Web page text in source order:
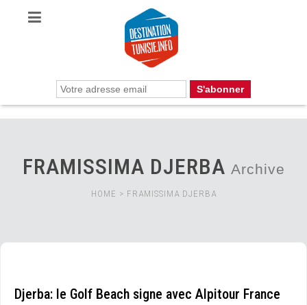
FRAMISSIMA DJERBA Archive
HOME > FRAMISSIMA DJERBA
Djerba: le Golf Beach signe avec Alpitour France